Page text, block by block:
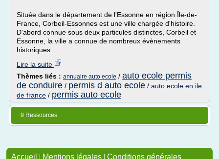
Située dans le département de l'Essonne en région Île-de-
France, Corbeil-Essonnes est une ville chargée d'histoire.
D'abord connue sous deux particules distinctes, Corbeil et
Essonne, la ville a connue de nombreux évènements
historiques....
Lire la suite
Thèmes liés : annuaire auto ecole / auto ecole permis
de conduire / permis d auto ecole / auto ecole en ile
de france / permis auto ecole
9 Ressources
Accueil | Mentions légales | Conditions générales